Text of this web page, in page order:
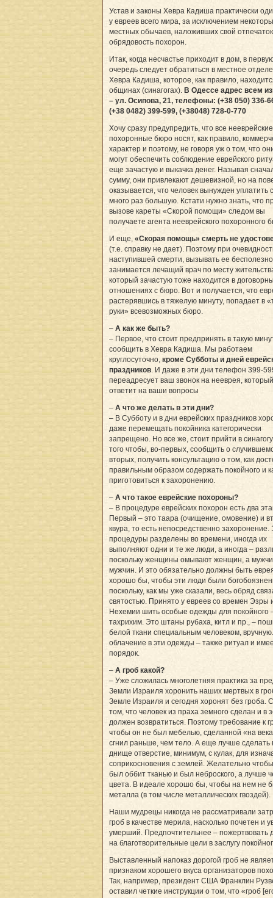
Устав и законы Хевра Кадиша практически
у евреев всего мира, за исключением
местных обычаев, наложивших свой
обрядовость похорон.
Итак, когда несчастье приходит в дом, в
очередь следует обратиться в местное
Хевра Кадиша, которое, как правило,
общинах (синагогах). В Одессе адрес всем
– ул. Осипова, 21, телефоны: (+38 050) 336-
(+38 0482) 399-599, (+38048) 728-0-770
Хочу сразу предупредить, что все нееврейские
похоронные бюро носят, как правило,
характер и поэтому, не говоря уж о том, что
могут обеспечить соблюдение еврейского
еще зачастую и выкачка денег. Называя
сумму, они привлекают дешевизной, но на
оказывается, что человек вынужден уплатить
много раз большую. Кстати нужно знать, что
вызове кареты «Скорой помощи» следом вы
получаете агента нееврейского похоронного
И еще, «Скорая помощь» смерть не
(т.е. справку не дает). Поэтому при
наступившей смерти, вызывать ее
занимается лечащий врач по месту
который зачастую тоже находится в
отношениях с бюро. Вот и получается, что
растерявшись в тяжелую минуту, попадает в
руки» всевозможных бюро.
– А как же быть?
– Первое, что стоит предпринять в такую
сообщить в Хевра Кадиша. Мы работаем
круглосуточно, кроме Субботы и дней
праздников. И даже в эти дни телефон 399-
переадресует ваш звонок на нееврея, который
ответит на ваши вопросы
– А что же делать в эти дни?
– В Субботу и в дни еврейских праздников
даже перемещать покойника категорически
запрещено. Но все же, стоит прийти в
того чтобы, во-первых, сообщить о
вторых, получить консультацию о том, как
правильным образом содержать покойного и
приготовиться к захоронению.
– А что такое еврейские похороны?
– В процедуре еврейских похорон есть два
Первый – это таара (очищение, омовение) и
квура, то есть непосредственно захоронение.
процедуры разделены во времени, иногда их
выполняют одни и те же люди, а иногда –
поскольку женщины омывают женщин, а
мужчин. И это обязательно должны быть
хорошо бы, чтобы эти люди были
поскольку, как мы уже сказали, весь обряд
святостью. Принято у евреев со времен Эзры
Нехемии шить особые одежды для покойного
тахрихим. Это штаны рубаха, китл и пр., –
белой ткани специальным человеком,
облачение в эти одежды – также ритуал и
порядок.
– А гроб какой?
– Уже сложилась многолетняя практика за
Земли Израиля хоронить наших мертвых в
Земле Израиля и сегодня хоронят без гроба.
том, что человек из праха земного сделан и в
должен возвратиться. Поэтому требование к
чтобы он не был мебелью, сделанной «на
сгнил раньше, чем тело. А еще лучше сделать
днище отверстие, минимум, с кулак, для
соприкосновения с землей. Желательно
был оббит тканью и был неброского, а лучше
цвета. В идеале хорошо бы, чтобы на нем не
металла (в том числе металлических гвоздей).
Наши мудрецы никогда не рассматривали
гроб в качестве мерила, насколько почетен и
умерший. Предпочтительнее – пожертвовать
на благотворительные цели в заслугу
Выставленный напоказ дорогой гроб не
признаком хорошего вкуса организаторов
Так, например, президент США Франклин
оставил четкие инструкции о том, что «гроб